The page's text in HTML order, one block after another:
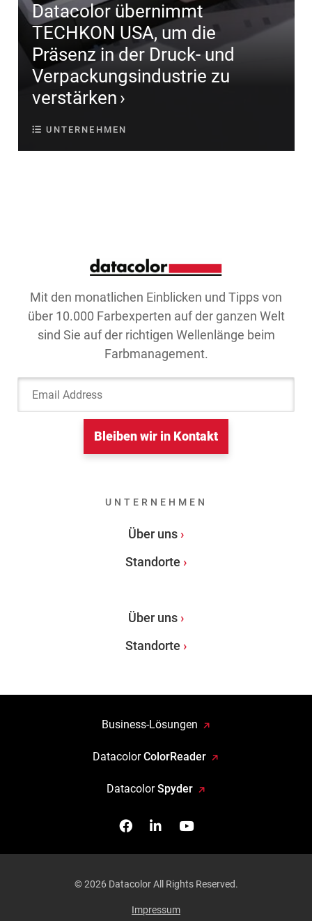
Datacolor übernimmt
TECHKON USA, um die
Präsenz in der Druck- und
Verpackungsindustrie zu
verstärken
UNTERNEHMEN
Mit den monatlichen Einblicken und Tipps von
über 10.000 Farbexperten auf der ganzen Welt
sind Sie auf der richtigen Wellenlänge beim
Farbmanagement.
Email Address
Bleiben wir in Kontakt
UNTERNEHMEN
Über uns
Standorte
Über uns
Standorte
Business-Lösungen
DatacolorColorReader
DatacolorSpyder
FacebookFollow us on Linkedin
Watch us on
© 2026 Datacolor All Rights Reserved.
Impressum